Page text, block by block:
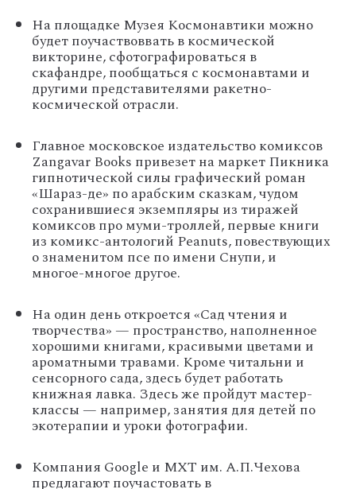
На площадке Музея Космонавтики можно
будет поучаствоввать в космической
викторине, сфотографироваться в
скафандре, пообщаться с космонавтами и
другими представителями ракетно-
космической отрасли.
Главное московское издательство комиксов
Zangavar Books привезет на маркет Пикника
гипнотической силы графический роман
«Шараз-де» по арабским сказкам, чудом
сохранившиеся экземпляры из тиражей
комиксов про муми-троллей, первые книги
из комикс-антологий Peanuts, повествующих
о знаменитом псе по имени Снупи, и
многое-многое другое.
На один день откроется «Сад чтения и
творчества» — пространство, наполненное
хорошими книгами, красивыми цветами и
ароматными травами. Кроме читальни и
сенсорного сада, здесь будет работать
книжная лавка. Здесь же пройдут мастер-
классы — например, занятия для детей по
экотерапии и уроки фотографии.
Компания Google и МХТ им. А.П.Чехова
предлагают поучастовать в